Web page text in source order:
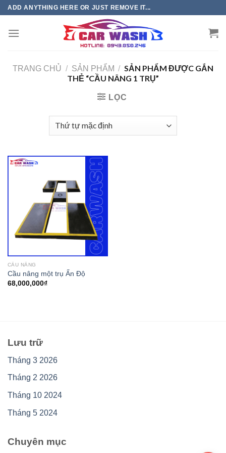
Chuyển
phần
ADD ANYTHING HERE OR JUST REMOVE IT...
TRANG CHỦ / SẢN PHẨM / SẢN PHẨM ĐƯỢC GẮN
THẺ “CẦU NÂNG 1 TRỤ”
LỌC
CẦU NÂNG
Cầu nâng một trụ Ấn Độ
68,000,000₫
Lưu trữ
Tháng 3 2026
Tháng 2 2026
Tháng 10 2024
Tháng 5 2024
Chuyên mục